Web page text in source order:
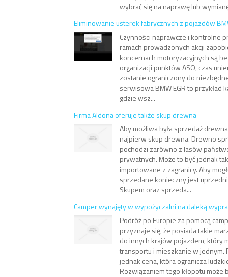
wybrać się na naprawę lub
Eliminowanie usterek fabrycznych z pojazdów
Czynności naprawcze i kontrolne
ramach prowadzonych akcji
koncernach motoryzacyjnych są
organizacji punktów ASO, czas
zostanie ograniczony do
serwisowa BMW EGR to przykład
gdzie wsz...
Firma Aldona oferuje także skup drewna
Aby możliwa była sprzedaż
najpierw skup drewna. Drewno
pochodzi zarówno z lasów
prywatnych. Może to być jednak
importowane z zagranicy. Aby
sprzedane konieczny jest
Skupem oraz sprzeda...
Camper wynajęty w wypożyczalni na daleką
Podróż po Europie za pomocą
przyznaje się, że posiada takie
do innych krajów pojazdem, który
transportu i mieszkanie w jednym.
jednak cena, która ogranicza
Rozwiązaniem tego kłopotu może